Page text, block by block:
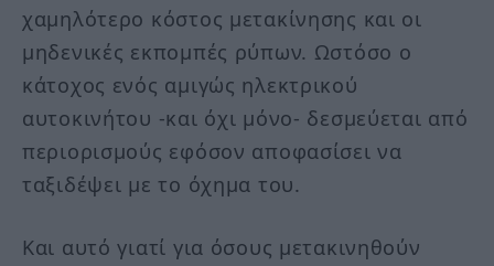
χαμηλότερο κόστος μετακίνησης και οι
μηδενικές εκπομπές ρύπων. Ωστόσο ο
κάτοχος ενός αμιγώς ηλεκτρικού
αυτοκινήτου -και όχι μόνο- δεσμεύεται από
περιορισμούς εφόσον αποφασίσει να
ταξιδέψει με το όχημα του.
Και αυτό γιατί για όσους μετακινηθούν